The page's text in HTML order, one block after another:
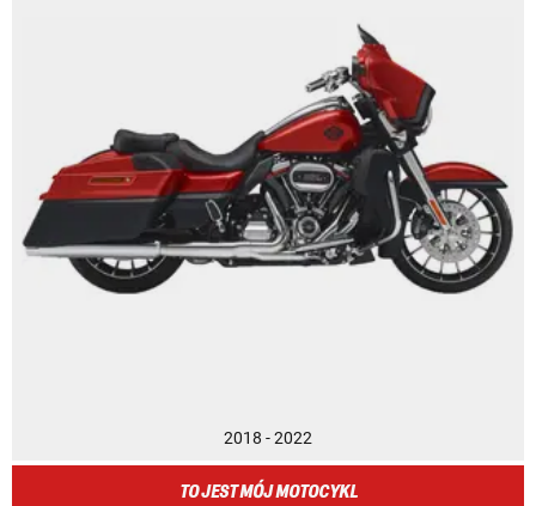
2018 - 2022
TO JEST MÓJ MOTOCYKL